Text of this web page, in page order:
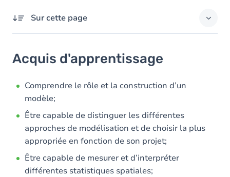
Sur cette page
Objectifs
Contenu
Table des matières
Exercices
Acquis d'apprentissage
Comprendre le rôle et la construction d’un
modèle;
Être capable de distinguer les différentes
approches de modélisation et de choisir la plus
appropriée en fonction de son projet;
Être capable de mesurer et d’interpréter
différentes statistiques spatiales;